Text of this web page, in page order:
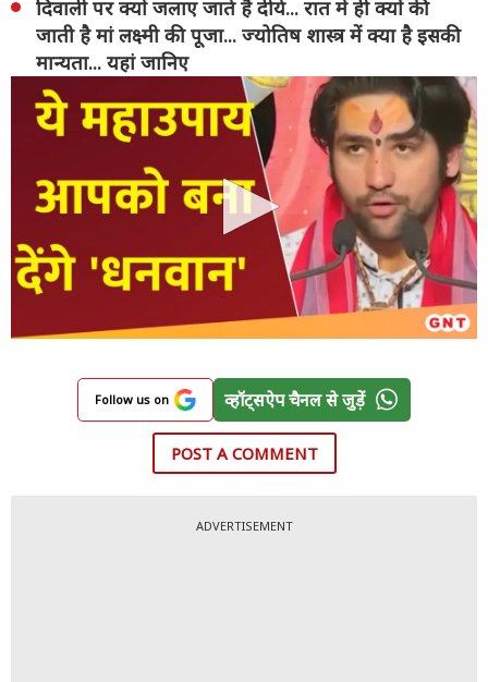
दिवाली पर क्यों जलाए जाते हैं दीये... रात में ही क्यों की
जाती है मां लक्ष्मी की पूजा... ज्योतिष शास्त्र में क्या है इसकी
मान्यता... यहां जानिए
Follow us on व्हॉट्सऐप चैनल से जुड़ें
POST A COMMENT
ADVERTISEMENT